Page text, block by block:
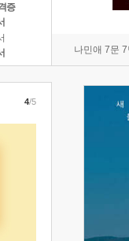
증
나민애 7문
4/5